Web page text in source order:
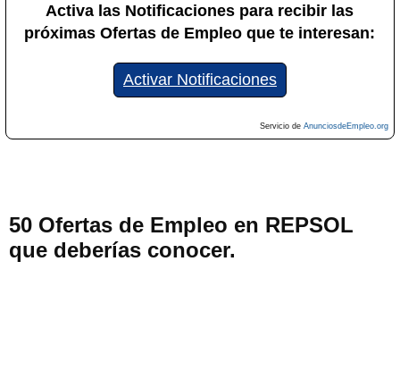
Activa las Notificaciones para recibir las
próximas Ofertas de Empleo que te interesan:
Activar Notificaciones
Servicio de AnunciosdeEmpleo.org
50 Ofertas de Empleo en REPSOL
que deberías conocer.